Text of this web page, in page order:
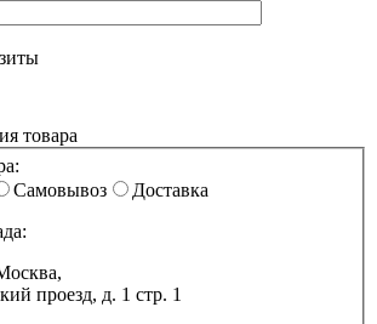
товара
Самовывоз
Доставка
проезд, д. 1 стр. 1